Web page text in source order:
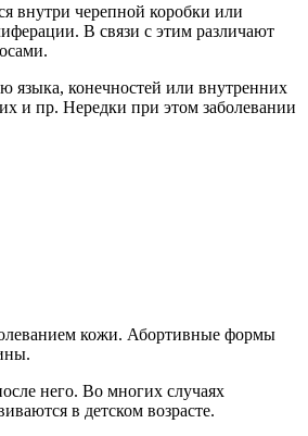
внутри черепной коробки или
В связи с этим различают
языка, конечностей или внутренних
и пр. Нередки при этом заболевании
кожи. Абортивные формы
него. Во многих случаях
в детском возрасте.